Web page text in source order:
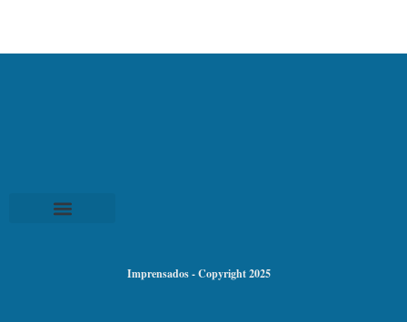
Imprensados - Copyright 2025